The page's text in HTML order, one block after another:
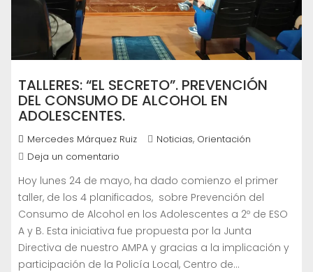
TALLERES: “EL SECRETO”. PREVENCIÓN
DEL CONSUMO DE ALCOHOL EN
ADOLESCENTES.
Mercedes Márquez Ruiz Noticias, Orientación
Deja un comentario
Hoy lunes 24 de mayo, ha dado comienzo el primer
taller, de los 4 planificados, sobre Prevención del
Consumo de Alcohol en los Adolescentes a 2º de ESO
A y B. Esta iniciativa fue propuesta por la Junta
Directiva de nuestro AMPA y gracias a la implicación y
participación de la Policía Local, Centro de…